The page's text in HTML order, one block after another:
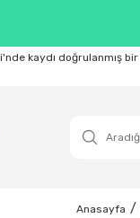
kaydı doğrulanmış bir
Anasayfa